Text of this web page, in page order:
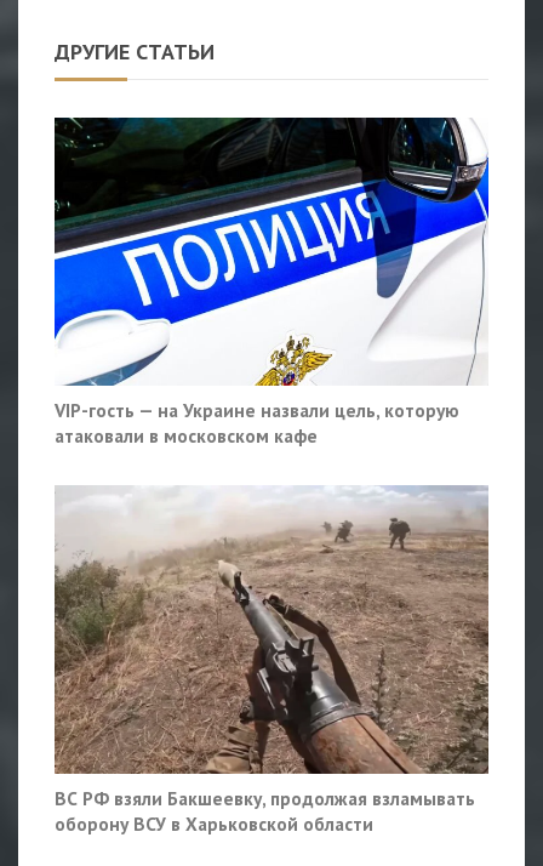
ДРУГИЕ СТАТЬИ
VIP-гость — на Украине назвали цель, которую
атаковали в московском кафе
ВС РФ взяли Бакшеевку, продолжая взламывать
оборону ВСУ в Харьковской области